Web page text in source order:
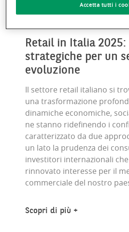
Retail in Italia
strategiche per un
evoluzione
Il settore retail italiano si
una trasformazione
dinamiche economiche,
ne stanno ridefinendo i
caratterizzato da due
un lato la prudenza dei
investitori internazionali
rinnovato interesse per il
commerciale del nostro
Scopri di più
Accetta tutti i